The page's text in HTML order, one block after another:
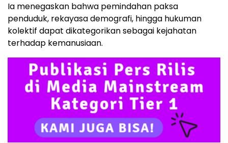
Ia menegaskan bahwa pemindahan paksa
penduduk, rekayasa demografi, hingga hukuman
kolektif dapat dikategorikan sebagai kejahatan
terhadap kemanusiaan.